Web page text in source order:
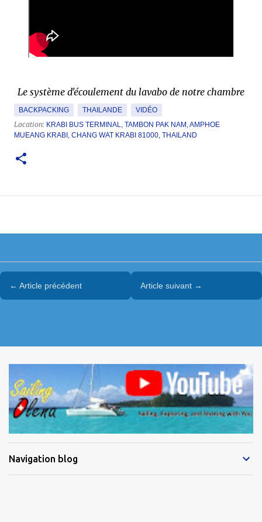
Le système d'écoulement du lavabo de notre chambre
BACKPACKING THAILANDE VIDÉO
Location: KRABI BUS TERMINAL, TAMBON PAK NAM, AMPHOE
MUEANG KRABI, CHANG WAT KRABI 81000, THAILAND
← Article précédent Article suivant →
Navigation blog